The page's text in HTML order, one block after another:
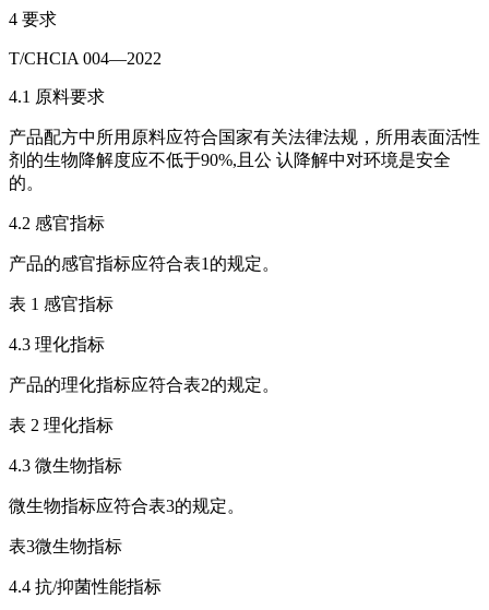
4 要求
T/CHCIA 004—2022
4.1 原料要求
产品配方中所用原料应符合国家有关法律法规，所用表面活性
剂的生物降解度应不低于90%,且公 认降解中对环境是安全
的。
4.2 感官指标
产品的感官指标应符合表1的规定。
表 1 感官指标
4.3 理化指标
产品的理化指标应符合表2的规定。
表 2 理化指标
4.3 微生物指标
微生物指标应符合表3的规定。
表3微生物指标
4.4 抗/抑菌性能指标